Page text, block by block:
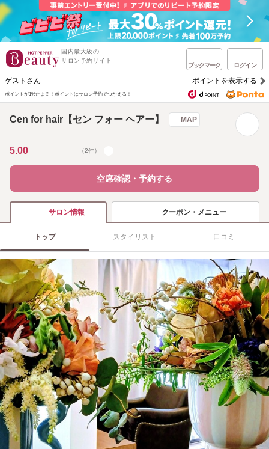
国内最大級の
サロン予約サイト
ブックマーク ログイン
ゲストさん ポイントを表示する
ポイントが1%たまる！ ポイントはサロン予約でつかえる！
Cen for hair【セン フォー ヘアー】 MAP
5.00 （2件）
空席確認・予約する
サロン情報 クーポン・メニュー
トップ スタイリスト 口コミ